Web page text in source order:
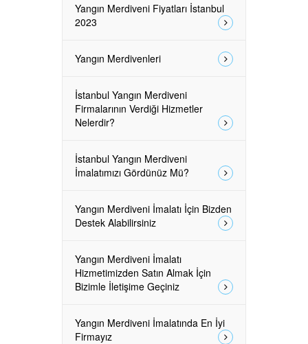
Yangın Merdiveni Fiyatları İstanbul
2023
Yangın Merdivenleri
İstanbul Yangın Merdiveni
Firmalarının Verdiği Hizmetler
Nelerdir?
İstanbul Yangın Merdiveni
İmalatımızı Gördünüz Mü?
Yangın Merdiveni İmalatı İçin Bizden
Destek Alabilirsiniz
Yangın Merdiveni İmalatı
Hizmetimizden Satın Almak İçin
Bizimle İletişime Geçiniz
Yangın Merdiveni İmalatında En İyi
Firmayız